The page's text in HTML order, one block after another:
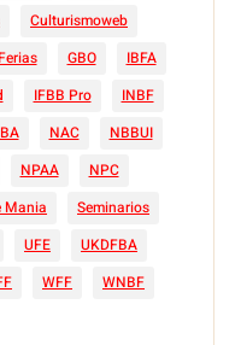
Culturismoweb
Ferias GBO
IBFA
IFBB Pro
INBF
NAC
NBBUI
NPAA
NPC
Mania
Seminarios
UFE
UKDFBA
WFF WNBF